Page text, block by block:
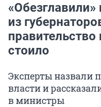
«Обезглавили»
из
правительство
стоило
Эксперты назвали
власти и
в министры